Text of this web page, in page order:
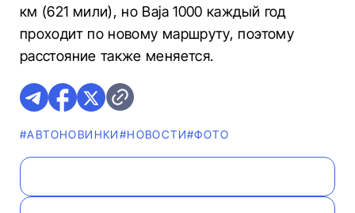
км (621 мили), но Baja 1000 каждый год
проходит по новому маршруту, поэтому
расстояние также меняется.
#AВТОНОВИНКИ#НОВОСТИ#ФОТО